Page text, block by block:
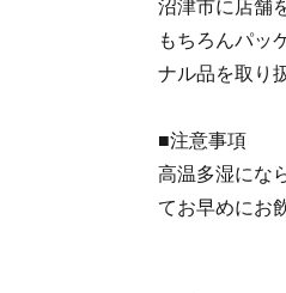
沼津市に店舗
もちろんパッ
ナル品を取り
■注意事項
高温多湿にな
てお早めにお